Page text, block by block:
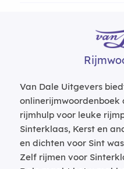
Van Dale Uitgevers
onlinerijmwoordenboek
rijmhulp voor leuke
Sinterklaas, Kerst en
en dichten voor Sint
Zelf rijmen voor